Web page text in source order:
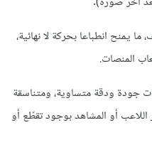
يمنح انطباعا بحركة لا نهائية،
المنصات.
جودة ودقة متساوية، ومتناسقة
أو المشاهد بوجود تقطّع أو